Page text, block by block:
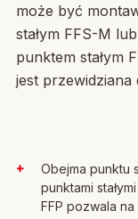
może być
stałym FFS-M
punktem stałym
jest
Obejma punktu
punktami
FFP pozwala